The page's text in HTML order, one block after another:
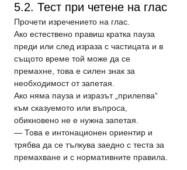
5.2. Тест при четене на глас
Прочети изречението на глас.
Ако естествено правиш кратка пауза
преди или след израза с частицата и в
същото време той може да се
премахне, това е силен знак за
необходимост от запетая.
Ако няма пауза и изразът „прилепва“
към сказуемото или въпроса,
обикновено не е нужна запетая.
— Това е интонационен ориентир и
трябва да се тълкува заедно с теста за
премахване и с нормативните правила.